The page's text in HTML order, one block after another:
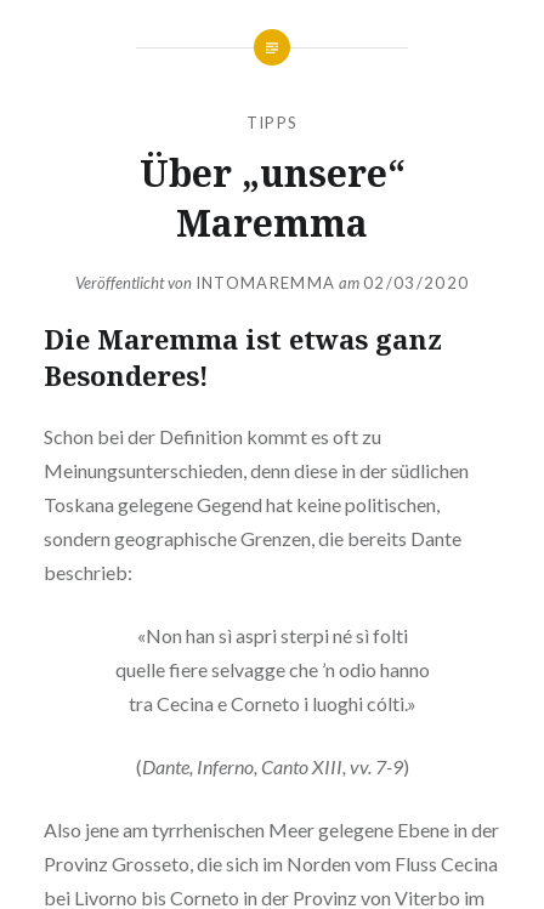
TIPPS
Über „unsere“
Maremma
Veröffentlicht von INTOMAREMMA am02/03/2020
Die Maremma ist etwas ganz
Besonderes!
Schon bei der Definition kommt es oft zu
Meinungsunterschieden, denn diese in der südlichen
Toskana gelegene Gegend hat keine politischen,
sondern geographische Grenzen, die bereits Dante
beschrieb:
«Non han sì aspri sterpi né sì folti
quelle fiere selvagge che ’n odio hanno
tra Cecina e Corneto i luoghi cólti.»
(Dante, Inferno, Canto XIII, vv. 7-9)
Also jene am tyrrhenischen Meer gelegene Ebene in der
Provinz Grosseto, die sich im Norden vom Fluss Cecina
bei Livorno bis Corneto in der Provinz von Viterbo im